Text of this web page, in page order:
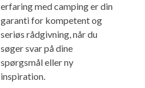
erfaring med camping er din
garanti for kompetent og
seriøs rådgivning, når du
søger svar på dine
spørgsmål eller ny
inspiration.